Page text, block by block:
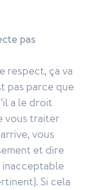
pas
respect, ça va
pas parce que
a le droit
vous traiter
vous
et dire
Si cela